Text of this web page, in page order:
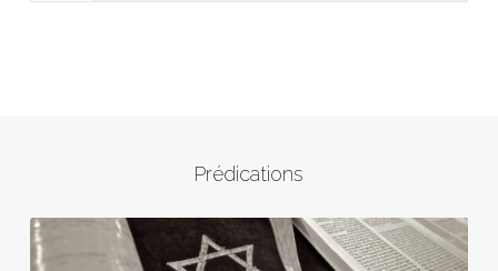
Prédications